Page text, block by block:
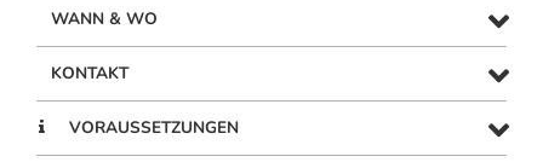
WANN & WO
KONTAKT
VORAUSSETZUNGEN